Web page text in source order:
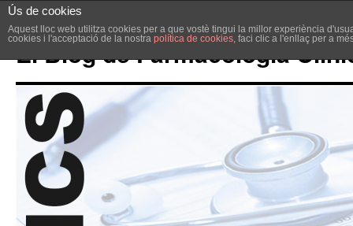
Ús de cookies
Aquest lloc web utilitza cookies per a que vostè tingui la millor experiència
cookies i l'acceptació de la nostra política de cookies, faci clic a l'enllaç per a
El Blog de Farmacología